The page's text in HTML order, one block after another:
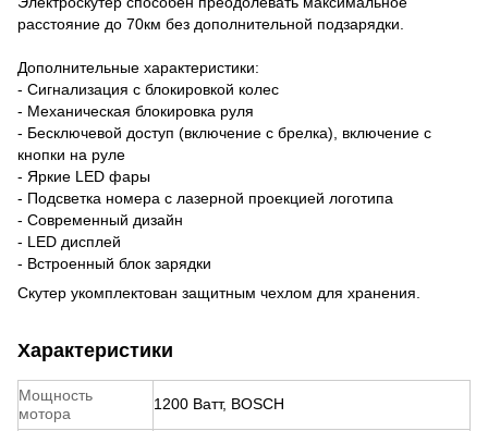
расстояние до 70км без дополнительной подзарядки.
Дополнительные характеристики:
- Сигнализация с блокировкой колес
- Механическая блокировка руля
- Бесключевой доступ (включение с брелка), включение с
кнопки на руле
- Яркие LED фары
- Подсветка номера с лазерной проекцией логотипа
- Современный дизайн
- LED дисплей
- Встроенный блок зарядки
Скутер укомплектован защитным чехлом для хранения.
Характеристики
Мощность
мотора
1200 Ватт, BOSCH